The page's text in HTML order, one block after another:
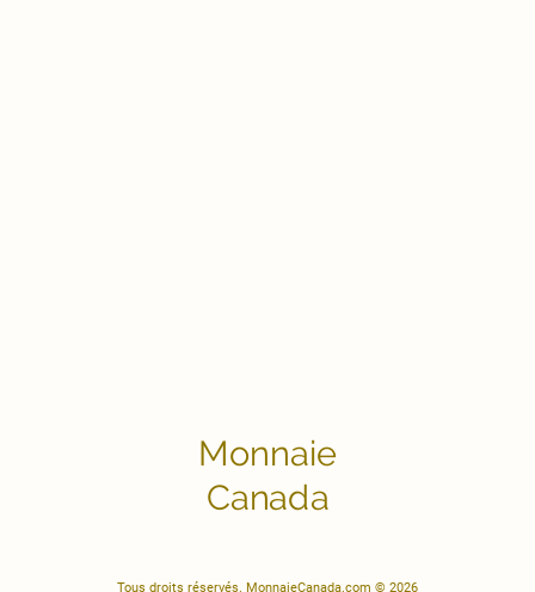
Monnaie
Canada
Tous droits réservés. MonnaieCanada.com © 2026